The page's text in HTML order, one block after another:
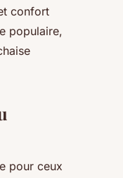
confort
populaire,
pour ceux